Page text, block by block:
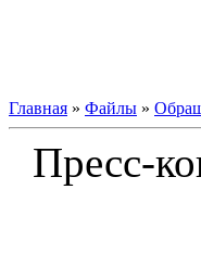
Главная » Файлы »
Пресс-